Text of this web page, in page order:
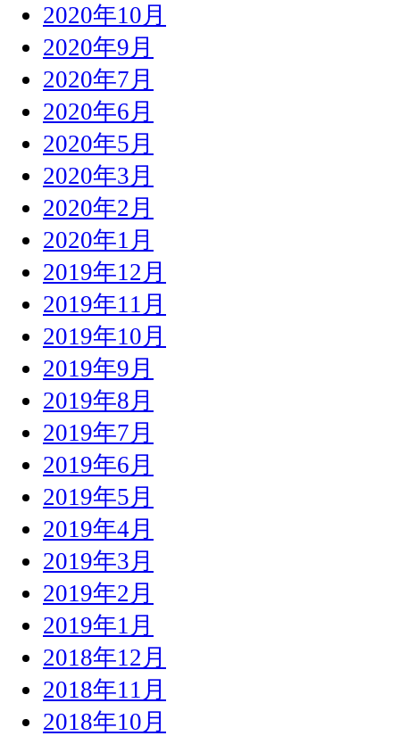
2020年10月
2020年9月
2020年7月
2020年6月
2020年5月
2020年3月
2020年2月
2020年1月
2019年12月
2019年11月
2019年10月
2019年9月
2019年8月
2019年7月
2019年6月
2019年5月
2019年4月
2019年3月
2019年2月
2019年1月
2018年12月
2018年11月
2018年10月